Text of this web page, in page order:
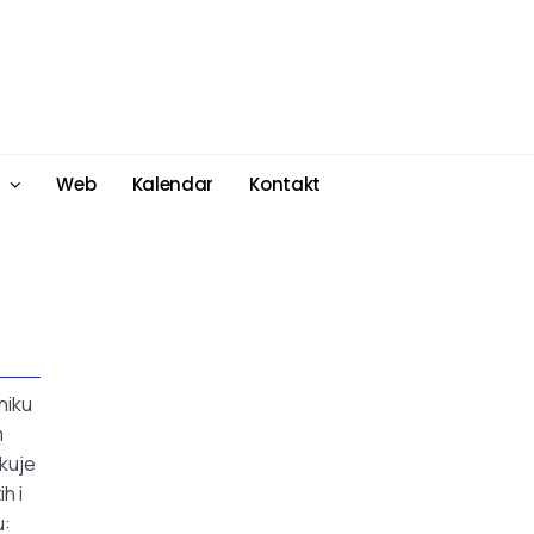
Web Kalendar Kontakt
i